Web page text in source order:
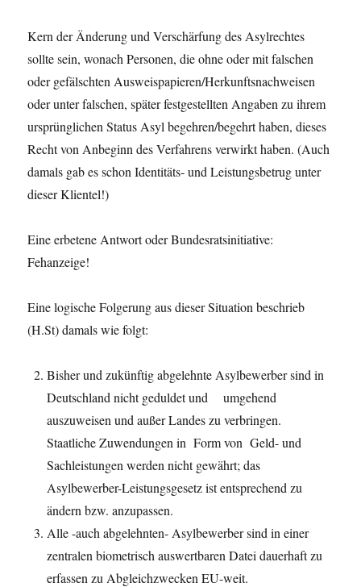
Kern der Änderung und Verschärfung des Asylrechtes
sollte sein, wonach Personen, die ohne oder mit falschen
oder gefälschten Ausweispapieren/Herkunftsnachweisen
oder unter falschen, später festgestellten Angaben zu ihrem
ursprünglichen Status Asyl begehren/begehrt haben, dieses
Recht von Anbeginn des Verfahrens verwirkt haben. (Auch
damals gab es schon Identitäts- und Leistungsbetrug unter
dieser Klientel!)
Eine erbetene Antwort oder Bundesratsinitiative:
Fehanzeige!
Eine logische Folgerung aus dieser Situation beschrieb
(H.St) damals wie folgt:
Bisher und zukünftig abgelehnte Asylbewerber sind in
Deutschland nicht geduldet und umgehend
auszuweisen und außer Landes zu verbringen.
Staatliche Zuwendungen in Form von Geld- und
Sachleistungen werden nicht gewährt; das
Asylbewerber-Leistungsgesetz ist entsprechend zu
ändern bzw. anzupassen.
Alle -auch abgelehnten- Asylbewerber sind in einer
zentralen biometrisch auswertbaren Datei dauerhaft zu
erfassen zu Abgleichzwecken EU-weit.